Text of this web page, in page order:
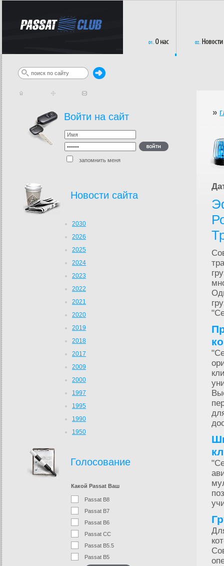
Войти на сайт
запомнить меня
Новости сайта
2030
2026
2025
2024
2023
2022
2021
2020
2019
2018
2017
2009
2000
1997
1995
1990
1950
Голосование
Какой Passat Ваш
Passat B8
Passat B7
Passat B6
Passat CC
Passat B5.5
Passat B5
»